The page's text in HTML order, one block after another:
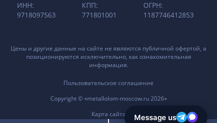
ИНН:
9718097563
КПП:
771801001
ОГРН:
1187746412853
Цены и другие данные на сайте не являются публичной офертой, а
позиционируются исключительно, как ознакомительная
информация.
Пользовательское соглашение
Copyright © «metallolom-moscow.ru 2026»
Карта сайта